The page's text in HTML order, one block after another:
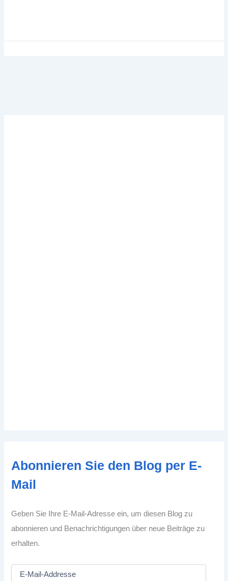
Abonnieren Sie den Blog per E-
Mail
Geben Sie Ihre E-Mail-Adresse ein, um diesen Blog zu
abonnieren und Benachrichtigungen über neue Beiträge zu
erhalten.